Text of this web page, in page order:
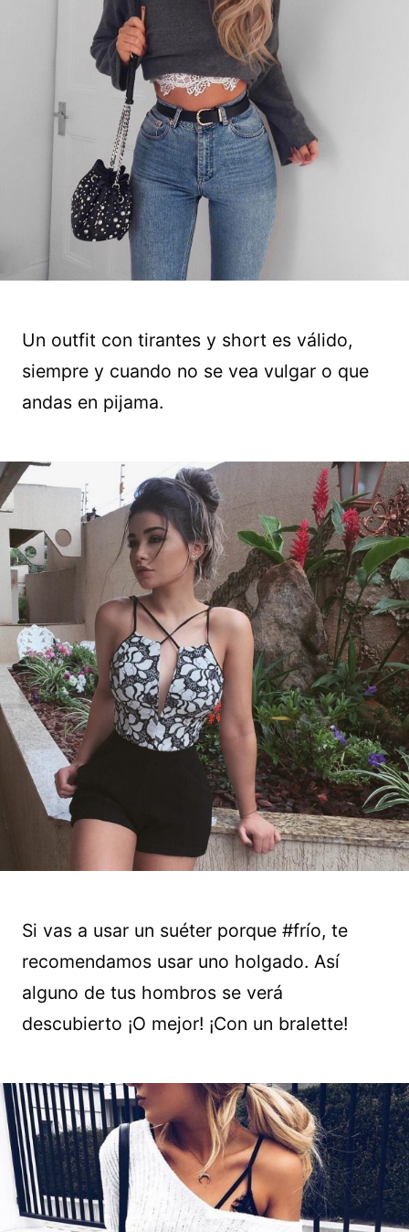
Un outfit con tirantes y short es válido,
siempre y cuando no se vea vulgar o que
andas en pijama.
Si vas a usar un suéter porque #frío, te
recomendamos usar uno holgado. Así
alguno de tus hombros se verá
descubierto ¡O mejor! ¡Con un bralette!